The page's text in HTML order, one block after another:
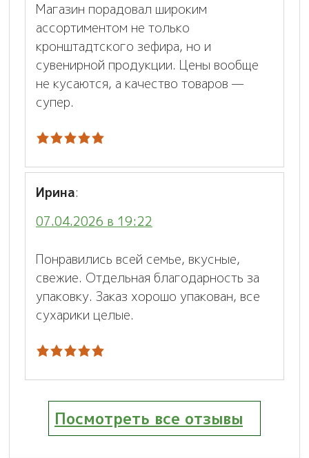
Магазин порадовал широким
ассортиментом не только
кронштадтского зефира, но и
сувенирной продукции. Цены вообще
не кусаются, а качество товаров —
супер.
Ирина:
07.04.2026 в 19:22
Понравились всей семье, вкусные,
свежие. Отдельная благодарность за
упаковку. Заказ хорошо упакован, все
сухарики целые.
Посмотреть все отзывы